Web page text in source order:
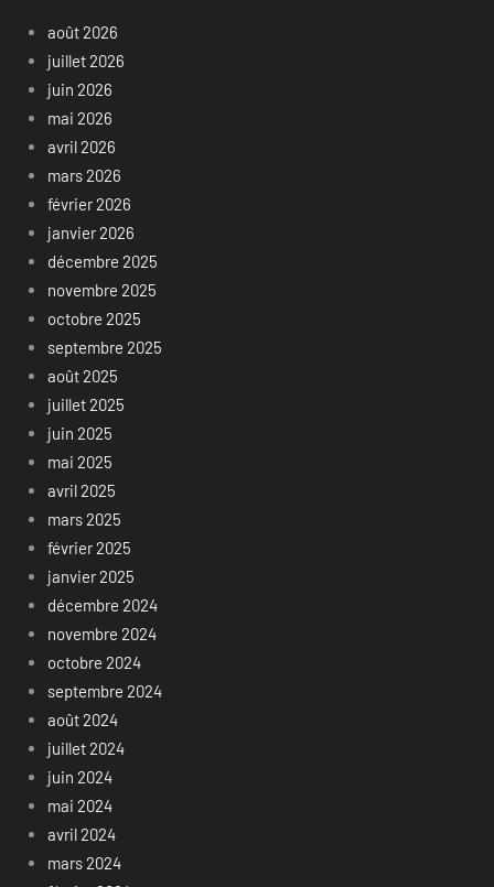
août 2026
juillet 2026
juin 2026
mai 2026
avril 2026
mars 2026
février 2026
janvier 2026
décembre 2025
novembre 2025
octobre 2025
septembre 2025
août 2025
juillet 2025
juin 2025
mai 2025
avril 2025
mars 2025
février 2025
janvier 2025
décembre 2024
novembre 2024
octobre 2024
septembre 2024
août 2024
juillet 2024
juin 2024
mai 2024
avril 2024
mars 2024